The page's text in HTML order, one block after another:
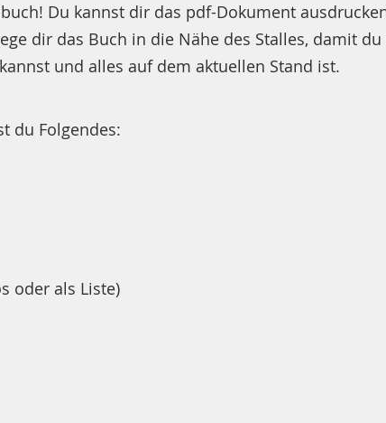
Du kannst dir das pdf-Dokument
dir das Buch in die Nähe des Stalles, damit
und alles auf dem aktuellen Stand ist.
du Folgendes:
oder als Liste)